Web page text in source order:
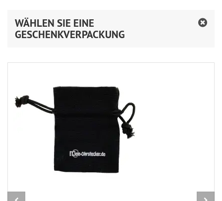
WÄHLEN SIE EINE
GESCHENKVERPACKUNG